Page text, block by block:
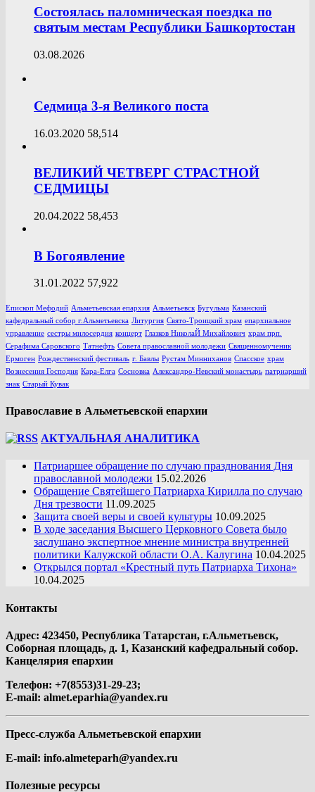
Состоялась паломническая поездка по
святым местам Республики Башкортостан
03.08.2026
Седмица 3-я Великого поста
16.03.2020 58,514
ВЕЛИКИЙ ЧЕТВЕРГ СТРАСТНОЙ
СЕДМИЦЫ
20.04.2022 58,453
В Богоявление
31.01.2022 57,922
Епископ Мефодий Альметьевская епархия Альметьевск Бугульма Казанский
кафедральный собор г.Альметьевска Литургия Свято-Троицкий храм епархиальное
управление сестры милосердия концерт Глазков НиколаЙ Михайлович храм прп.
Серафима Саровского Татнефть Совета православной молодежи Священномученик
Ермоген Рождественский фестиваль г. Бавлы Рустам Минниханов Спасское храм
Вознесения Господня Кара-Елга Сосновка Александро-Невский монастырь патриарший
знак Старый Кувак
Православие в Альметьевской епархии
АКТУАЛЬНАЯ АНАЛИТИКА
Патриаршее обращение по случаю празднования Дня
православной молодежи 15.02.2026
Обращение Святейшего Патриарха Кирилла по случаю
Дня трезвости 11.09.2025
Защита своей веры и своей культуры 10.09.2025
В ходе заседания Высшего Церковного Совета было
заслушано экспертное мнение министра внутренней
политики Калужской области О.А. Калугина 10.04.2025
Открылся портал «Крестный путь Патриарха Тихона»
10.04.2025
Контакты
Адрес: 423450, Республика Татарстан, г.Альметьевск,
Соборная площадь, д. 1, Казанский кафедральный собор.
Канцелярия епархии
Телефон: +7(8553)31-29-23;
E-mail: almet.eparhia@yandex.ru
Пресс-служба Альметьевской епархии
E-mail: info.almeteparh@yandex.ru
Полезные ресурсы